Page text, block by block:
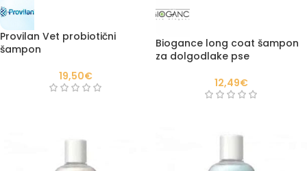
Provilan Vet probiotični
šampon
19,50€
Biogance long coat šampon
za dolgodlake pse
12,49€